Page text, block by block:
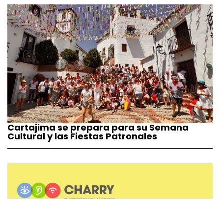
Cartajima se prepara para su Semana
Cultural y las Fiestas Patronales